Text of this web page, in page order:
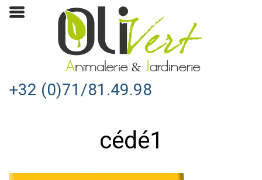
+32 (0)71/81.49.98
cédé1